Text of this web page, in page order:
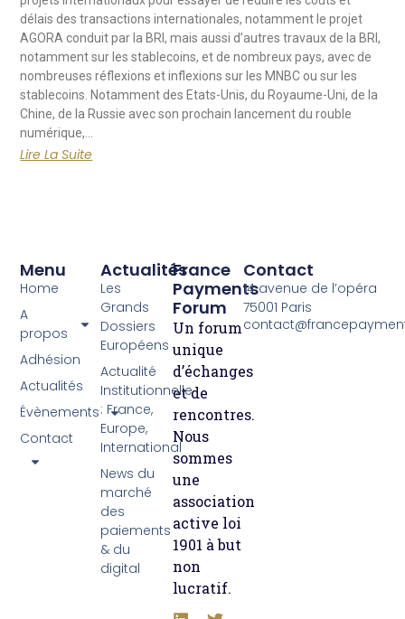
délais des transactions internationales, notamment le projet
AGORA conduit par la BRI, mais aussi d’autres travaux de la BRI,
notamment sur les stablecoins, et de nombreux pays, avec de
nombreuses réflexions et inflexions sur les MNBC ou sur les
stablecoins. Notamment des Etats-Unis, du Royaume-Uni, de la
Chine, de la Russie avec son prochain lancement du rouble
numérique,…
Lire La Suite
France
Payments
Forum
Un forum
unique
d’échanges
et de
rencontres.
Nous
sommes
une
association
active loi
1901 à but
non
lucratif.
Actualités
Les
Grands
Dossiers
Européens
Actualité
Institutionnelle
: France,
Europe,
International
News du
marché
des
paiements
& du
digital
Menu
Home
A
propos
Adhésion
Actualités
Évènements
Contact
Contact
14 avenue de l’opéra
75001 Paris